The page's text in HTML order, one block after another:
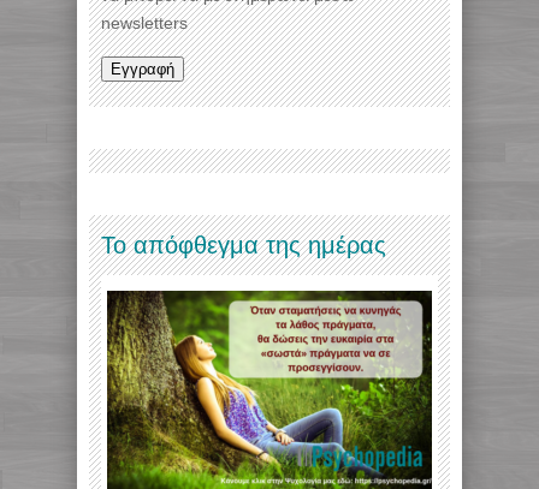
newsletters
Το απόφθεγμα της ημέρας